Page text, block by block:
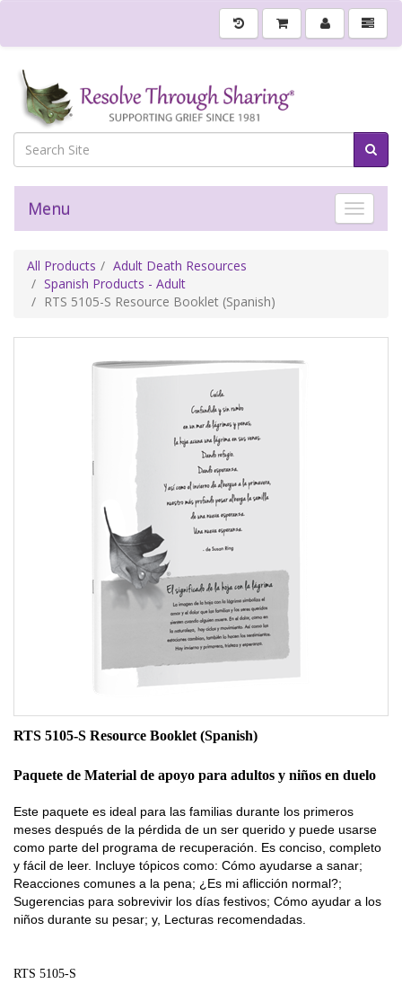
Toggle
Menu
All Products
Adult Death Resources
Spanish Products - Adult
RTS 5105-S Resource Booklet (Spanish)
RTS 5105-S Resource Booklet (Spanish)
Paquete de Material de apoyo para adultos y niños en duelo
Este paquete es ideal para las familias durante los primeros
meses después de la pérdida de un ser querido y puede usarse
como parte del programa de recuperación. Es conciso, completo
y fácil de leer. Incluye tópicos como: Cómo ayudarse a sanar;
Reacciones comunes a la pena; ¿Es mi aflicción normal?;
Sugerencias para sobrevivir los días festivos; Cómo ayudar a los
niños durante su pesar; y, Lecturas recomendadas.
RTS 5105-S